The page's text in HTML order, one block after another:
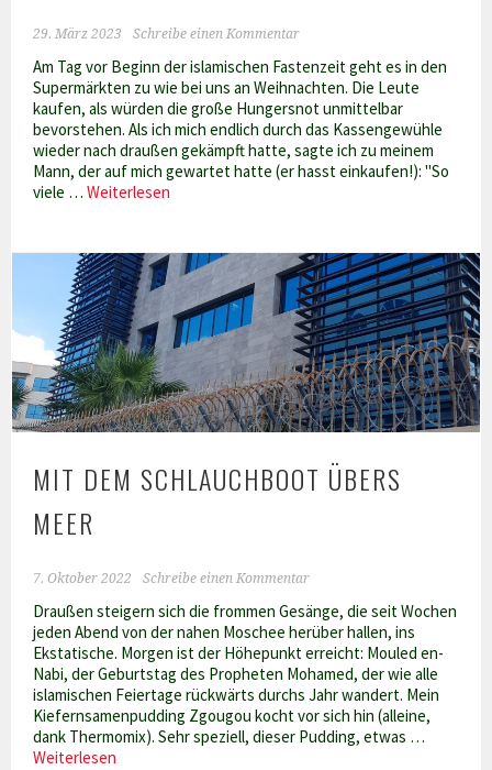
29. März 2023 Schreibe einen Kommentar
Am Tag vor Beginn der islamischen Fastenzeit geht es in den
Supermärkten zu wie bei uns an Weihnachten. Die Leute
kaufen, als würden die große Hungersnot unmittelbar
bevorstehen. Als ich mich endlich durch das Kassengewühle
wieder nach draußen gekämpft hatte, sagte ich zu meinem
Mann, der auf mich gewartet hatte (er hasst einkaufen!): "So
viele …Weiterlesen
essen
im
Ramadan
´23?
MIT DEM SCHLAUCHBOOT ÜBERS
MEER
7. Oktober 2022 Schreibe einen Kommentar
Draußen steigern sich die frommen Gesänge, die seit Wochen
jeden Abend von der nahen Moschee herüber hallen, ins
Ekstatische. Morgen ist der Höhepunkt erreicht: Mouled en-
Nabi, der Geburtstag des Propheten Mohamed, der wie alle
islamischen Feiertage rückwärts durchs Jahr wandert. Mein
Kiefernsamenpudding Zgougou kocht vor sich hin (alleine,
dank Thermomix). Sehr speziell, dieser Pudding, etwas …
Weiterlesen